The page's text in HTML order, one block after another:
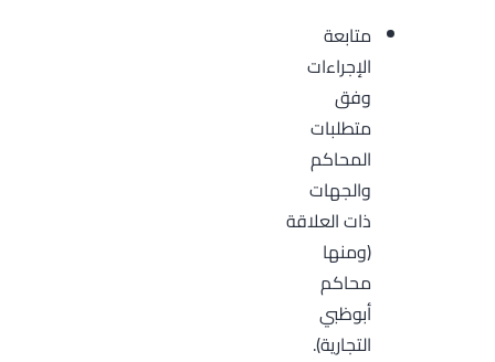
متابعة
الإجراءات
وفق
متطلبات
المحاكم
والجهات
ذات العلاقة
(ومنها
محاكم
أبوظبي
التجارية).